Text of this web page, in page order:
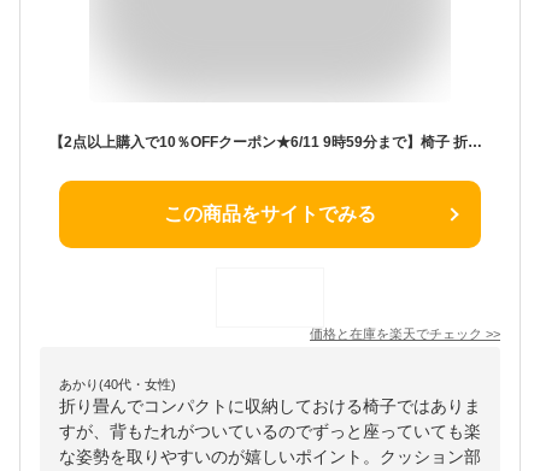
【2点以上購入で10％OFFクーポン★6/11 9時59分まで】椅子 折りたたみ おしゃれ スツール送料無料 チェア 北欧 アンティーク クッション 収納 丸椅子 丸イス 折りたたみチェア 折りたたみ椅子 休憩 背もたれ 玄関 キッチン 台所 腰掛け リビング コンパクト OTC-73
この商品をサイトでみる
価格と在庫を楽天でチェック >>
あかり(40代・女性)
折り畳んでコンパクトに収納しておける椅子ではありま
すが、背もたれがついているのでずっと座っていても楽
な姿勢を取りやすいのが嬉しいポイント。クッション部